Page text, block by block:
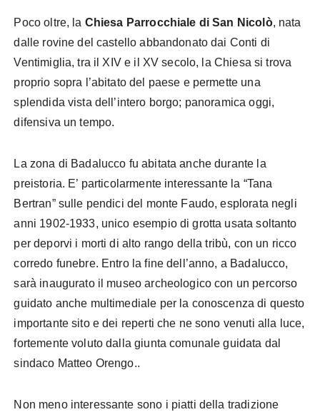
Poco oltre, la Chiesa Parrocchiale di San Nicolò, nata
dalle rovine del castello abbandonato dai Conti di
Ventimiglia, tra il XIV e il XV secolo, la Chiesa si trova
proprio sopra l’abitato del paese e permette una
splendida vista dell’intero borgo; panoramica oggi,
difensiva un tempo.
La zona di Badalucco fu abitata anche durante la
preistoria. E’ particolarmente interessante la “Tana
Bertran” sulle pendici del monte Faudo, esplorata negli
anni 1902-1933, unico esempio di grotta usata soltanto
per deporvi i morti di alto rango della tribù, con un ricco
corredo funebre. Entro la fine dell’anno, a Badalucco,
sarà inaugurato il museo archeologico con un percorso
guidato anche multimediale per la conoscenza di questo
importante sito e dei reperti che ne sono venuti alla luce,
fortemente voluto dalla giunta comunale guidata dal
sindaco Matteo Orengo..
Non meno interessante sono i piatti della tradizione